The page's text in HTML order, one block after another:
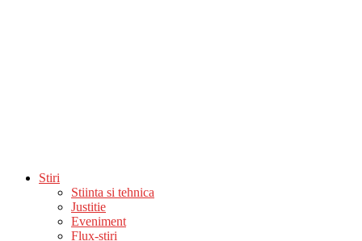
Stiri
Stiinta si tehnica
Justitie
Eveniment
Flux-stiri